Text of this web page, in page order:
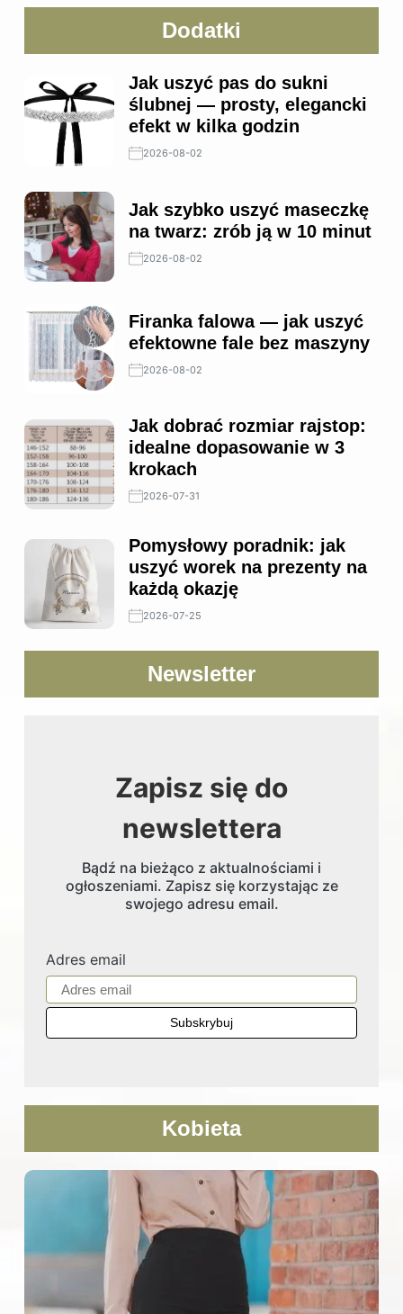
Dodatki
Jak uszyć pas do sukni
ślubnej — prosty, elegancki
efekt w kilka godzin
2026-08-02
Jak szybko uszyć maseczkę
na twarz: zrób ją w 10 minut
2026-08-02
Firanka falowa — jak uszyć
efektowne fale bez maszyny
2026-08-02
Jak dobrać rozmiar rajstop:
idealne dopasowanie w 3
krokach
2026-07-31
Pomysłowy poradnik: jak
uszyć worek na prezenty na
każdą okazję
2026-07-25
Newsletter
Zapisz się do
newslettera
Bądź na bieżąco z aktualnościami i
ogłoszeniami. Zapisz się korzystając ze
swojego adresu email.
Adres email
Kobieta